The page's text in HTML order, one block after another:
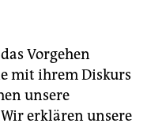
Vorgehen
mit ihrem Diskurs
unsere
erklären unsere